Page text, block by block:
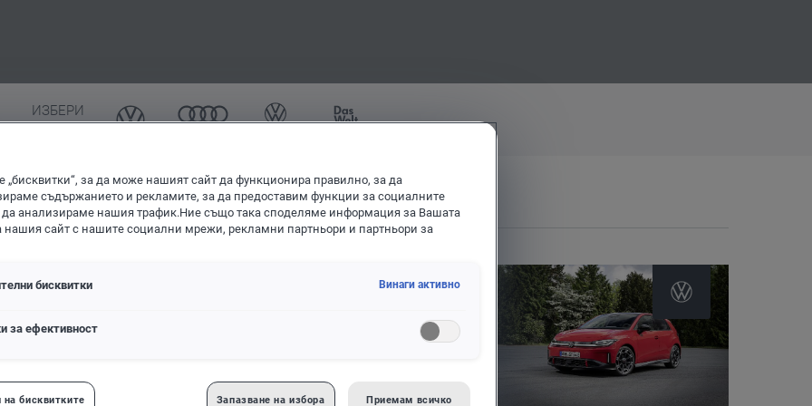
части и аксесоари
ИЗБЕРИ
ВСИЧКИ
„бисквитки“, за да може нашият сайт да функционира правилно, за да
съдържанието и рекламите, за да предоставим функции за социалните
анализираме нашия трафик.Ние също така споделяме информация за Вашата
нашия сайт с нашите социални мрежи, рекламни партньори и партньори за
бисквитки Винаги активно
за ефективност
бисквитките Запазване на избора Приемам всичко